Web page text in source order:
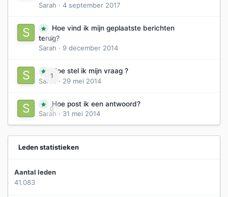
Sarah · 4 september 2017
0
Hoe vind ik mijn geplaatste berichten
terug?
Sarah · 9 december 2014
1
Hoe stel ik mijn vraag ?
Sarah
· 29 mei 2014
0
Hoe post ik een antwoord?
Sarah · 31 mei 2014
Leden statistieken
Aantal leden
41.083